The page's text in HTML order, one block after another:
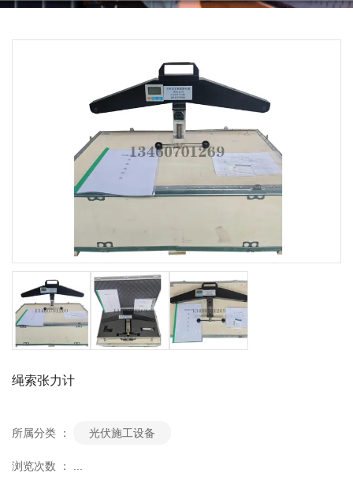
绳索张力计
所属分类 ： 光伏施工设备
浏览次数 ： ...